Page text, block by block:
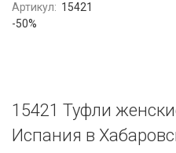
Артикул: 15421
-50%
15421 Туфли
Испания в